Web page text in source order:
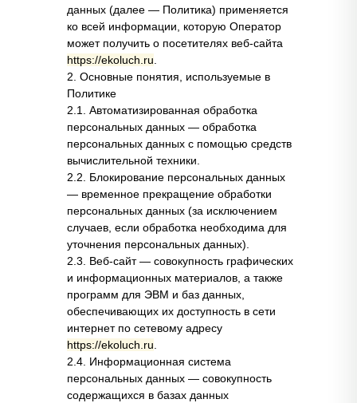
данных (далее — Политика) применяется
ко всей информации, которую Оператор
может получить о посетителях веб-сайта
https://ekoluch.ru
2. Основные понятия, используемые в
Политике
2.1. Автоматизированная обработка
персональных данных — обработка
персональных данных с помощью средств
вычислительной техники.
2.2. Блокирование персональных данных
— временное прекращение обработки
персональных данных (за исключением
случаев, если обработка необходима для
уточнения персональных данных).
2.3. Веб-сайт — совокупность графических
и информационных материалов, а также
программ для ЭВМ и баз данных,
обеспечивающих их доступность в сети
интернет по сетевому адресу
https://ekoluch.ru
2.4. Информационная система
персональных данных — совокупность
содержащихся в базах данных